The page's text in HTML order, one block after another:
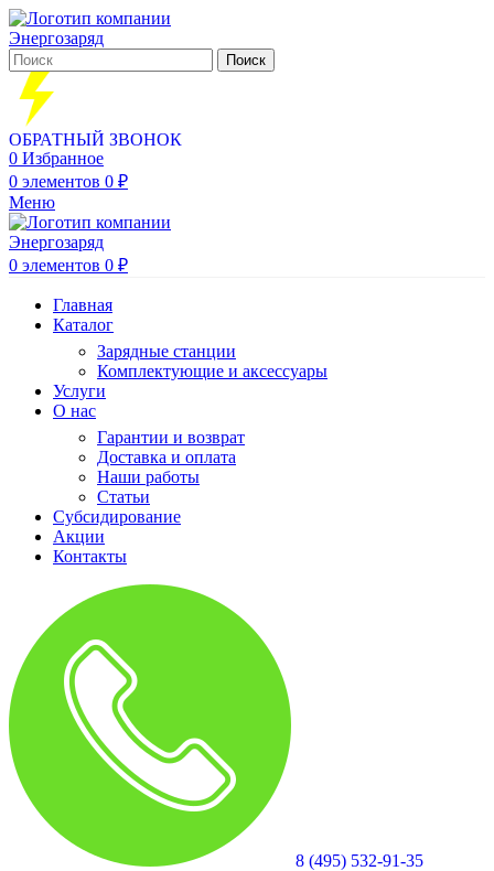
Поиск
ОБРАТНЫЙ ЗВОНОК
0 Избранное
0 элементов 0 ₽
Меню
0 элементов 0 ₽
Главная
Каталог
Зарядные станции
Комплектующие и аксессуары
Услуги
О нас
Гарантии и возврат
Доставка и оплата
Наши работы
Статьи
Субсидирование
Акции
Контакты
8 (495) 532-91-35